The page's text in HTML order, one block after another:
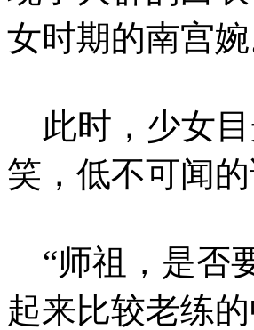
女时期的南宫婉
此时，少女目
笑，低不可闻
“师祖，是否
起来比较老练